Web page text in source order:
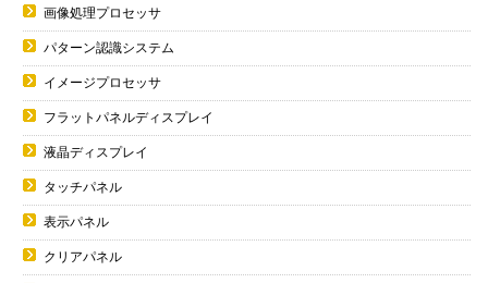
画像処理プロセッサ
パターン認識システム
イメージプロセッサ
フラットパネルディスプレイ
液晶ディスプレイ
タッチパネル
表示パネル
クリアパネル